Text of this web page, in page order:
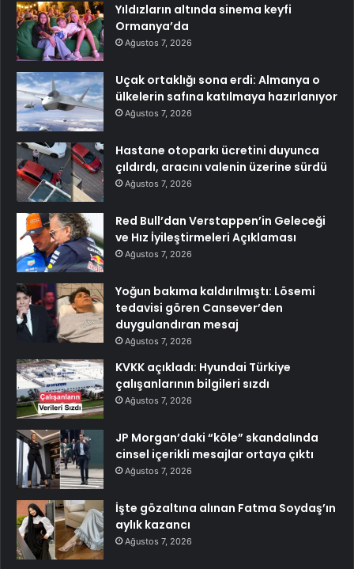
Yıldızların altında sinema keyfi
Ormanya’da
Ağustos 7, 2026
Uçak ortaklığı sona erdi: Almanya o
ülkelerin safına katılmaya hazırlanıyor
Ağustos 7, 2026
Hastane otoparkı ücretini duyunca
çıldırdı, aracını valenin üzerine sürdü
Ağustos 7, 2026
Red Bull’dan Verstappen’in Geleceği
ve Hız İyileştirmeleri Açıklaması
Ağustos 7, 2026
Yoğun bakıma kaldırılmıştı: Lösemi
tedavisi gören Cansever’den
duygulandıran mesaj
Ağustos 7, 2026
KVKK açıkladı: Hyundai Türkiye
çalışanlarının bilgileri sızdı
Ağustos 7, 2026
JP Morgan’daki “köle” skandalında
cinsel içerikli mesajlar ortaya çıktı
Ağustos 7, 2026
İşte gözaltına alınan Fatma Soydaş’ın
aylık kazancı
Ağustos 7, 2026